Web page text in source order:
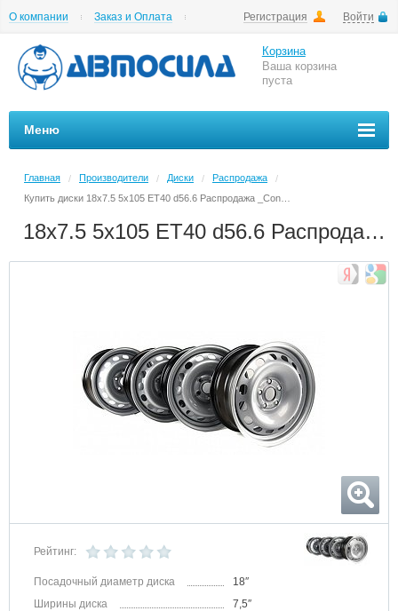
Регистрация Войти
О компании
Заказ и Оплата
Корзина
Ваша корзина
пуста
Меню
Главная / Производители / Диски / Распродажа
/
18x7.5 5x105 ET40 d56.6 Распродажа _Concept-GN525 лкп)
Рейтинг:
Посадочный диаметр диска
18″
Ширины диска
7,5″